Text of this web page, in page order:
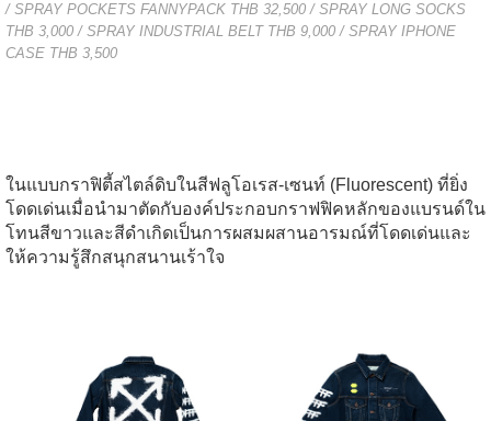
/ SPRAY POCKETS FANNYPACK THB 32,500 / SPRAY LONG SOCKS
THB 3,000 / SPRAY INDUSTRIAL BELT THB 9,000 / SPRAY IPHONE
CASE THB 3,500
ในแบบกราฟิตี้สไตล์ดิบในสีฟลูโอเรส-เซนท์ (Fluorescent) ที่ยิ่ง
โดดเด่นเมื่อนำมาตัดกับองค์ประกอบกราฟฟิคหลักของแบรนด์ใน
โทนสีขาวและสีดำเกิดเป็นการผสมผสานอารมณ์ที่โดดเด่นและ
ให้ความรู้สึกสนุกสนานเร้าใจ